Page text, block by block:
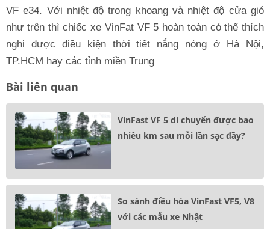
VF e34. Với nhiệt độ trong khoang và nhiệt độ cửa gió
như trên thì chiếc xe VinFat VF 5 hoàn toàn có thể thích
nghi được điều kiện thời tiết nắng nóng ở Hà Nội,
TP.HCM hay các tỉnh miền Trung
Bài liên quan
VinFast VF 5 di chuyển được bao
nhiêu km sau mỗi lần sạc đầy?
So sánh điều hòa VinFast VF5, V8
với các mẫu xe Nhật